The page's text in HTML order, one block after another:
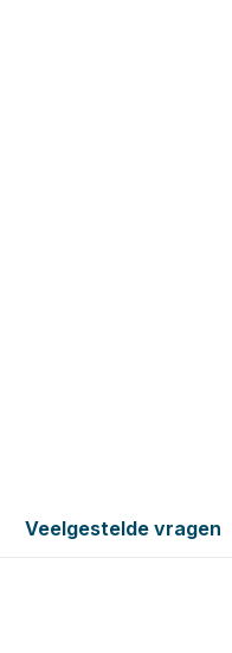
Veelgestelde vragen